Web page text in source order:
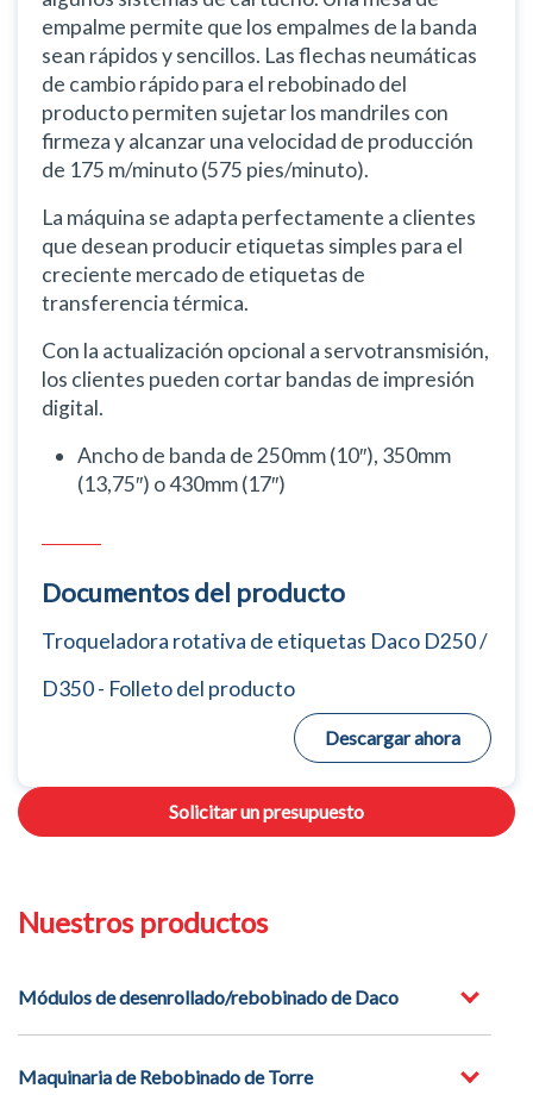
empalme permite que los empalmes de la banda
sean rápidos y sencillos. Las flechas neumáticas
de cambio rápido para el rebobinado del
producto permiten sujetar los mandriles con
firmeza y alcanzar una velocidad de producción
de 175 m/minuto (575 pies/minuto).
La máquina se adapta perfectamente a clientes
que desean producir etiquetas simples para el
creciente mercado de etiquetas de
transferencia térmica.
Con la actualización opcional a servotransmisión,
los clientes pueden cortar bandas de impresión
digital.
Ancho de banda de 250mm (10″), 350mm
(13,75″) o 430mm (17″)
Documentos del producto
Troqueladora rotativa de etiquetas Daco D250 /
D350 - Folleto del producto
Descargar ahora
Solicitar un presupuesto
Nuestros productos
Módulos de desenrollado/rebobinado de Daco
Maquinaria de Rebobinado de Torre